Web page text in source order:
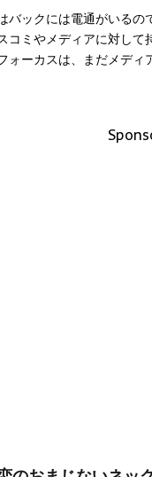
バックには電通がいる
コミやメディアに対し
ォーカスは、まだメディ